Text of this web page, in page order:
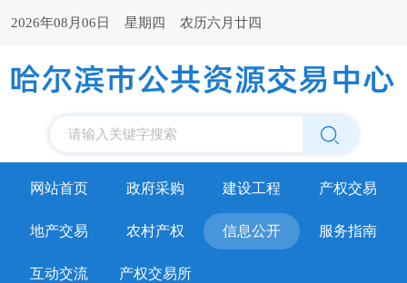
2026年08月06日 星期四 农历六月廿四
请输入关键字搜索
网站首页 政府采购 建设工程 产权交易
地产交易 农村产权 信息公开 服务指南
互动交流 产权交易所